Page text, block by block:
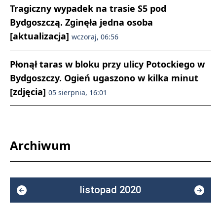
Tragiczny wypadek na trasie S5 pod
Bydgoszczą. Zginęła jedna osoba
[aktualizacja] wczoraj, 06:56
Płonął taras w bloku przy ulicy Potockiego w
Bydgoszczy. Ogień ugaszono w kilka minut
[zdjęcia] 05 sierpnia, 16:01
Archiwum
listopad 2020